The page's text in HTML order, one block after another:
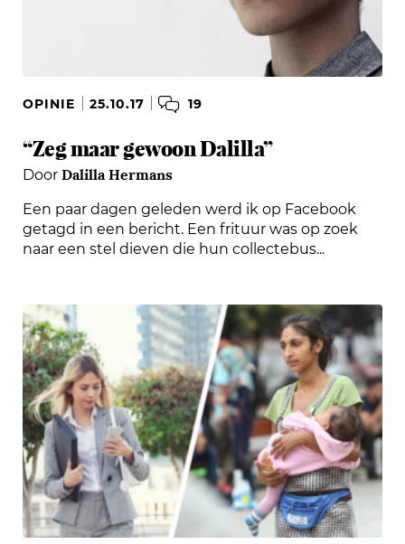
OPINIE 25.10.17 19
“Zeg maar gewoon Dalilla”
Door Dalilla Hermans
Een paar dagen geleden werd ik op Facebook
getagd in een bericht. Een frituur was op zoek
naar een stel dieven die hun collectebus...